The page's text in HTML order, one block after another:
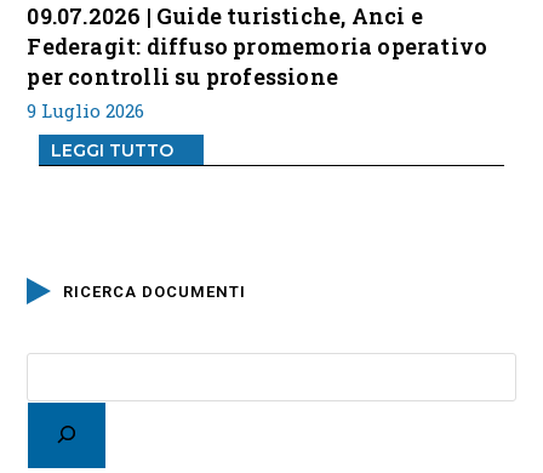
09.07.2026 | Guide turistiche, Anci e
Federagit: diffuso promemoria operativo
per controlli su professione
9 Luglio 2026
LEGGI TUTTO
RICERCA DOCUMENTI